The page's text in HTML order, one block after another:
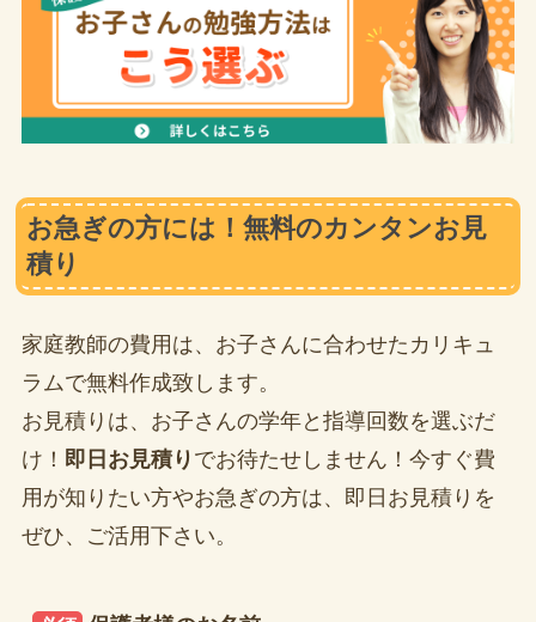
お急ぎの方には！無料のカンタンお見
積り
家庭教師の費用は、お子さんに合わせたカリキュ
ラムで無料作成致します。
お見積りは、お子さんの学年と指導回数を選ぶだ
け！ 即日お見積り でお待たせしません！今すぐ費
用が知りたい方やお急ぎの方は、即日お見積りを
ぜひ、ご活用下さい。